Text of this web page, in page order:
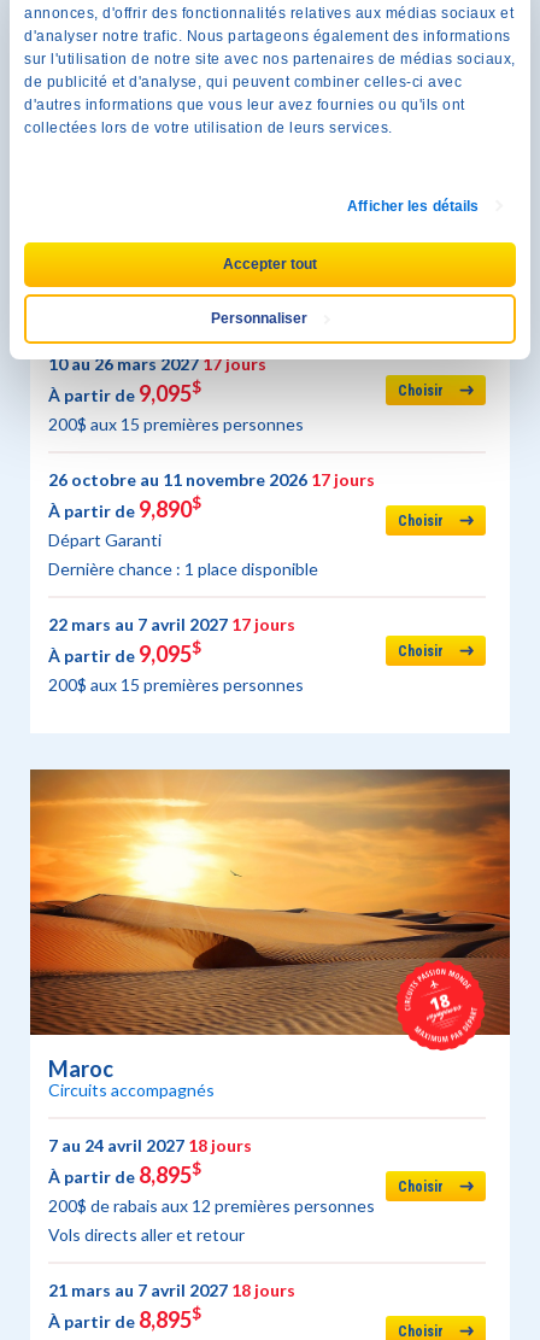
annonces, d'offrir des fonctionnalités relatives aux médias sociaux et
d'analyser notre trafic. Nous partageons également des informations
sur l'utilisation de notre site avec nos partenaires de médias sociaux,
de publicité et d'analyse, qui peuvent combiner celles-ci avec
d'autres informations que vous leur avez fournies ou qu'ils ont
collectées lors de votre utilisation de leurs services.
Afficher les détails
Accepter tout
Personnaliser
8,695$
10 au 26 mars 202717 jours
À partir de 9,095$
200$ aux 15 premières personnes
Choisir
26 octobre au 11 novembre 2026 17 jours
À partir de 9,890$
Départ Garanti
Dernière chance : 1 place disponible
Choisir
22 mars au 7 avril 2027 17 jours
À partir de 9,095$
200$ aux 15 premières personnes
Choisir
Maroc
Circuits accompagnés
7 au 24 avril 2027 18 jours
À partir de 8,895$
200$ de rabais aux 12 premières personnes
Vols directs aller et retour
Choisir
21 mars au 7 avril 2027 18 jours
À partir de 8,895$
Choisir